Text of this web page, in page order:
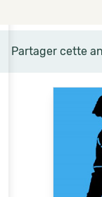
Partager cette